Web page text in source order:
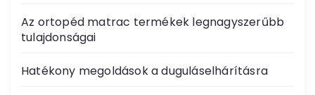
Az ortopéd matrac termékek legnagyszerűbb
tulajdonságai
Hatékony megoldások a duguláselhárításra